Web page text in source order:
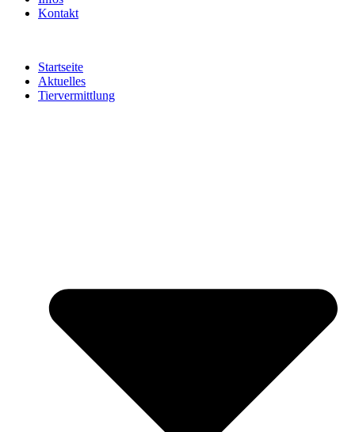
Kontakt
Startseite
Aktuelles
Tiervermittlung